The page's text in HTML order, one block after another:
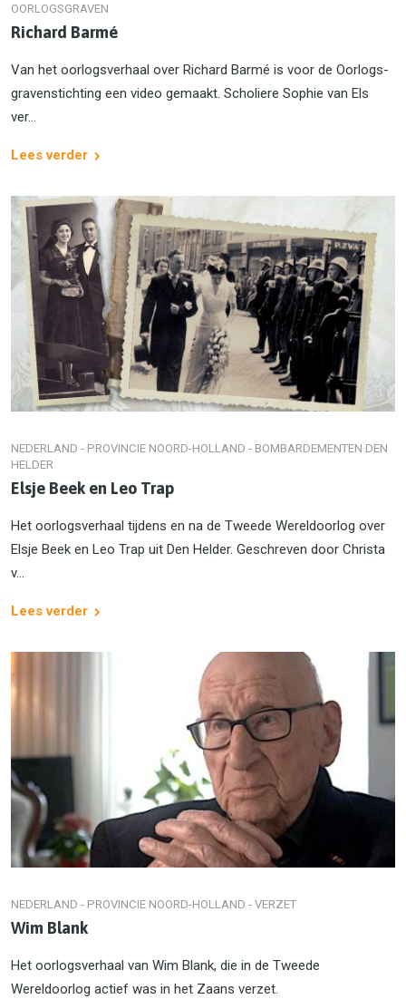
OORLOGSGRAVEN
Richard Barmé
Van het oorlogs­ver­haal over Richard Barmé is voor de Oorlogs­
graven­stichting een video gemaakt. Scholiere Sophie van Els
ver...
Lees verder
NEDERLAND - PROVINCIE NOORD-HOLLAND - BOMBARDEMENTEN DEN
HELDER
Elsje Beek en Leo Trap
Het oorlogsverhaal tijdens en na de Tweede Wereldoorlog over
Elsje Beek en Leo Trap uit Den Helder. Geschreven door Christa
v...
Lees verder
NEDERLAND - PROVINCIE NOORD-HOLLAND - VERZET
Wim Blank
Het oorlogsverhaal van Wim Blank, die in de Tweede
Wereldoorlog actief was in het Zaans verzet.